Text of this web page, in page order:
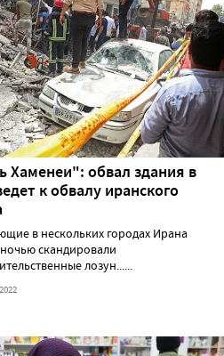
Хаменеи": обвал здания в
к обвалу иранского
в нескольких городах Ирана
скандировали
лозун......